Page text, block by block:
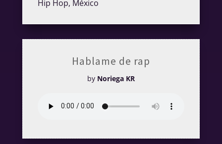
Hip Hop, México
Hablame de rap
by Noriega KR